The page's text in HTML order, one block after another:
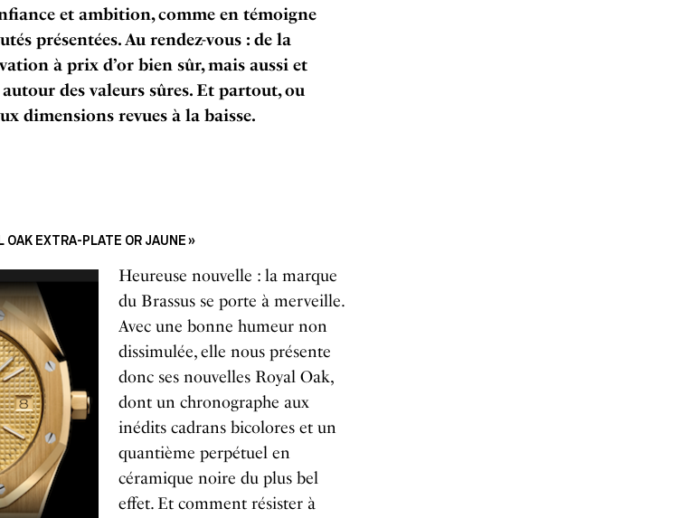
et ambition, comme en témoigne
présentées. Au rendez-vous : de la
à prix d’or bien sûr, mais aussi et
des valeurs sûres. Et partout, ou
dimensions revues à la baisse.
OAK EXTRA-PLATE OR JAUNE »
Heureuse nouvelle : la marque
du Brassus se porte à merveille.
Avec une bonne humeur non
dissimulée, elle nous présente
donc ses nouvelles Royal Oak,
dont un chronographe aux
inédits cadrans bicolores et un
quantième perpétuel en
céramique noire du plus bel
effet. Et comment résister à